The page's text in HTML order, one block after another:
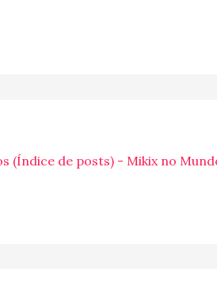
(Índice de posts) - Mikix no